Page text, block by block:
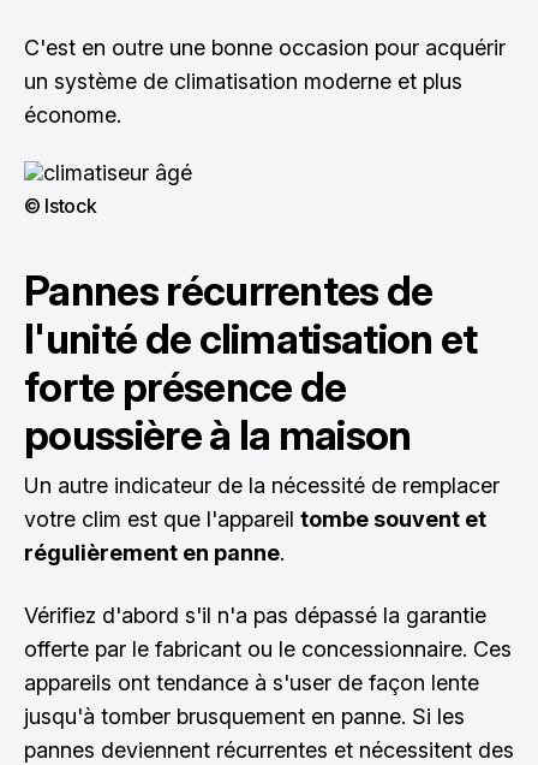
C'est en outre une bonne occasion pour acquérir
un système de climatisation moderne et plus
économe.
© Istock
Pannes récurrentes de
l'unité de climatisation et
forte présence de
poussière à la maison
Un autre indicateur de la nécessité de remplacer
votre clim est que l'appareil tombe souvent et
régulièrement en panne.
Vérifiez d'abord s'il n'a pas dépassé la garantie
offerte par le fabricant ou le concessionnaire. Ces
appareils ont tendance à s'user de façon lente
jusqu'à tomber brusquement en panne. Si les
pannes deviennent récurrentes et nécessitent des